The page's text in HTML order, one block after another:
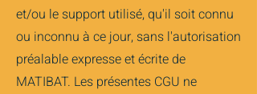
et/ou le support utilisé, qu'il soit connu
ou inconnu à ce jour, sans l'autorisation
préalable expresse et écrite de
MATIBAT. Les présentes CGU ne